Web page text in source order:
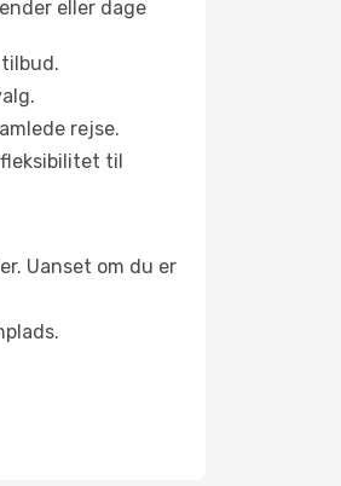
eller dage
rejse.
fleksibilitet til
Uanset om du er